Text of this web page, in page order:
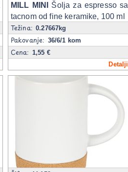
MILL MINI
Šolja za espresso sa
tacnom od fine keramike, 100 ml
Težina:0.27667kg
Pakovanje: 36/6/1 kom
Cena: 1,55 €
Detalji